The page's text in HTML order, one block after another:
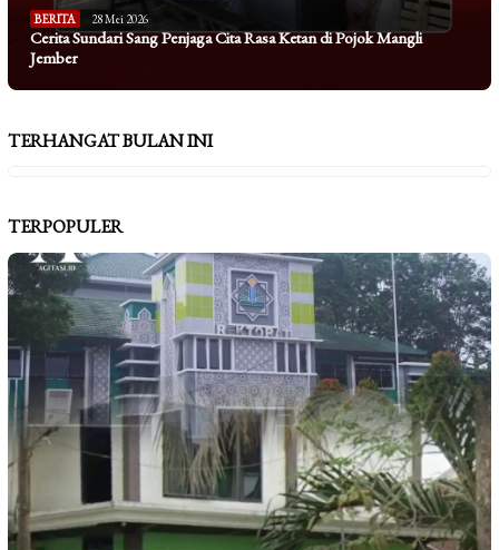
BERITA 28 Mei 2026
Cerita Sundari Sang Penjaga Cita Rasa Ketan di Pojok Mangli
Jember
TERHANGAT BULAN INI
TERPOPULER